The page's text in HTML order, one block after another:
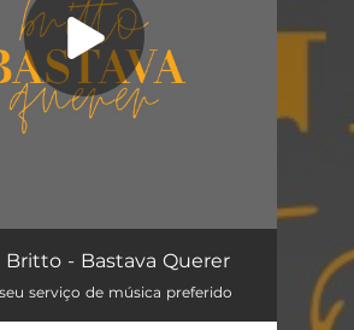
03:38
Britto - Bastava Querer
serviço de música preferido